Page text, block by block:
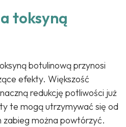
toksyną
botulinową przynosi
efekty. Większość
redukcję potliwości już
te mogą utrzymywać się od
zabieg można powtórzyć.